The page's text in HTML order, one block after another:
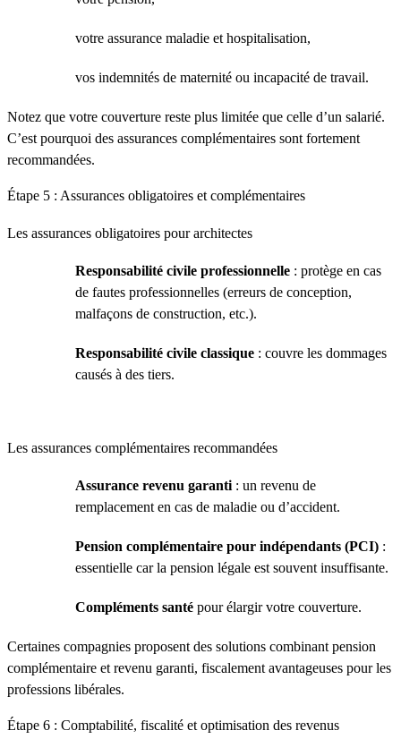
votre assurance maladie et hospitalisation,
vos indemnités de maternité ou incapacité de travail.
Notez que votre couverture reste plus limitée que celle d’un salarié.
C’est pourquoi des assurances complémentaires sont fortement
recommandées.
Étape 5 : Assurances obligatoires et complémentaires
Les assurances obligatoires pour architectes
Responsabilité civile professionnelle : protège en cas
de fautes professionnelles (erreurs de conception,
malfaçons de construction, etc.).
Responsabilité civile classique : couvre les dommages
causés à des tiers.
Les assurances complémentaires recommandées
Assurance revenu garanti : un revenu de
remplacement en cas de maladie ou d’accident.
Pension complémentaire pour indépendants (PCI) :
essentielle car la pension légale est souvent insuffisante.
Compléments santé pour élargir votre couverture.
Certaines compagnies proposent des solutions combinant pension
complémentaire et revenu garanti, fiscalement avantageuses pour les
professions libérales.
Étape 6 : Comptabilité, fiscalité et optimisation des revenus